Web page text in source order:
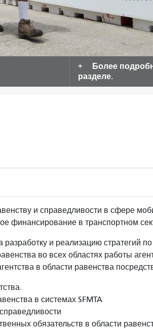
Более
разделе.
и справедливости в сфере
финансирование в транспортном
разработку и реализацию стратегий
во всех областях работы
в области равенства
в системах SFMTA
обязательств в области